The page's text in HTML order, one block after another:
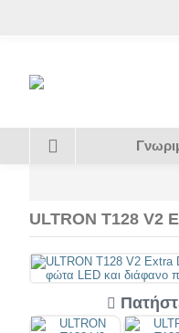
ULTRON T128 V2